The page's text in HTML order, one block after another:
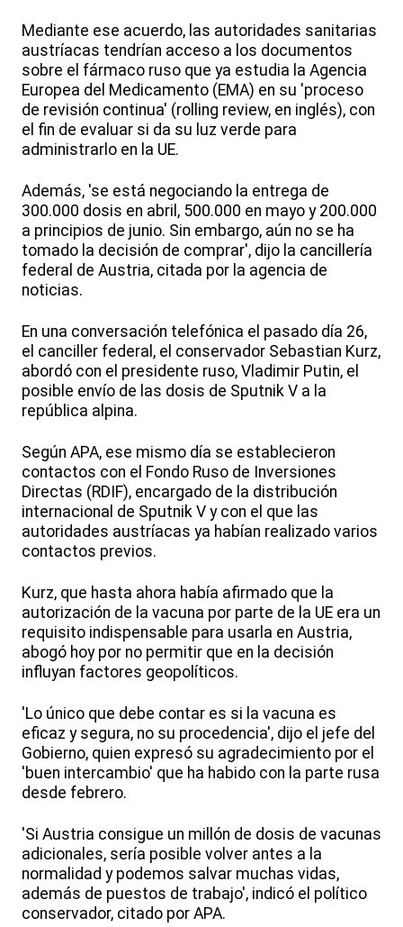
Mediante ese acuerdo, las autoridades sanitarias
austríacas tendrían acceso a los documentos
sobre el fármaco ruso que ya estudia la Agencia
Europea del Medicamento (EMA) en su 'proceso
de revisión continua' (rolling review, en inglés), con
el fin de evaluar si da su luz verde para
administrarlo en la UE.
Además, 'se está negociando la entrega de
300.000 dosis en abril, 500.000 en mayo y 200.000
a principios de junio. Sin embargo, aún no se ha
tomado la decisión de comprar', dijo la cancillería
federal de Austria, citada por la agencia de
noticias.
En una conversación telefónica el pasado día 26,
el canciller federal, el conservador Sebastian Kurz,
abordó con el presidente ruso, Vladimir Putin, el
posible envío de las dosis de Sputnik V a la
república alpina.
Según APA, ese mismo día se establecieron
contactos con el Fondo Ruso de Inversiones
Directas (RDIF), encargado de la distribución
internacional de Sputnik V y con el que las
autoridades austríacas ya habían realizado varios
contactos previos.
Kurz, que hasta ahora había afirmado que la
autorización de la vacuna por parte de la UE era un
requisito indispensable para usarla en Austria,
abogó hoy por no permitir que en la decisión
influyan factores geopolíticos.
'Lo único que debe contar es si la vacuna es
eficaz y segura, no su procedencia', dijo el jefe del
Gobierno, quien expresó su agradecimiento por el
'buen intercambio' que ha habido con la parte rusa
desde febrero.
'Si Austria consigue un millón de dosis de vacunas
adicionales, sería posible volver antes a la
normalidad y podemos salvar muchas vidas,
además de puestos de trabajo', indicó el político
conservador, citado por APA.